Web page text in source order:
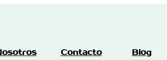
Contacto Blog